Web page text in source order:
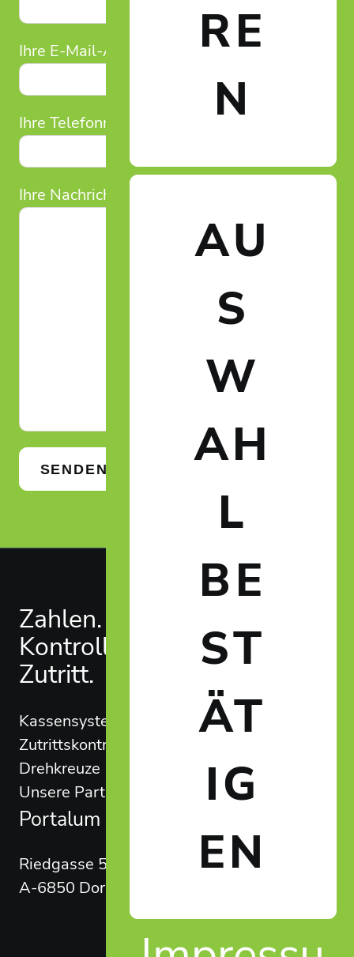
RE
N
AU
S
W
AH
L
BE
ST
ÄT
IG
EN
Ihre E-Mail-Adresse*
Ihre Telefonnummer
Ihre Nachricht (optional)
SENDEN
Footer
Zahlen.
Kontrolle.
Zutritt.
Kassensysteme
Zutrittskontrolle
Drehkreuze
Unsere Partner
Tel:
+43 5572 949 525
E-Mail:
Portalum GmbH
Riedgasse 50
A-6850 Dornbirn